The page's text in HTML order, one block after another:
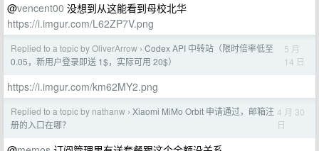
@vencent00 没想到从这能看到母校北华
https://i.imgur.com/L62ZP7V.png
Replied to a topic by OliverArrow › Codex API 中转站（限时倍率低至
0.05，新用户登录即送 1$，实际可用 20$）
5 月
14 日
https://i.imgur.com/km62MY2.png
Replied to a topic by nathanw › Xiaomi MiMo Orbit 申请通过，邮箱注
册的入口在哪？
4 月 30
日